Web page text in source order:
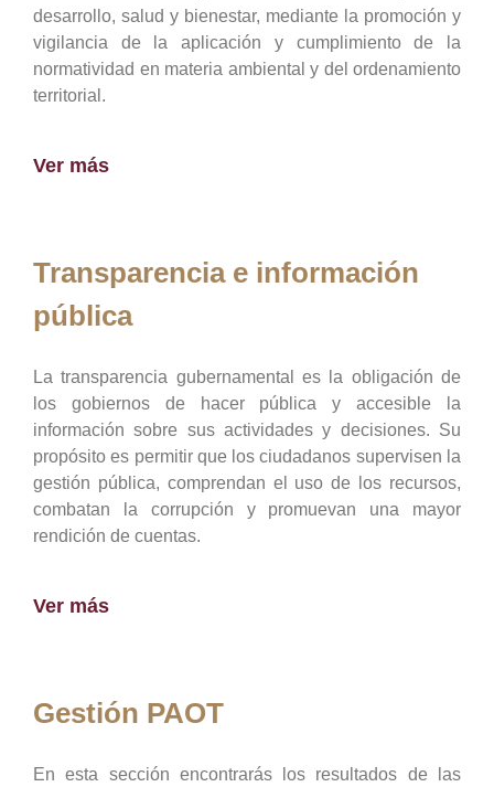
desarrollo, salud y bienestar, mediante la promoción y
vigilancia de la aplicación y cumplimiento de la
normatividad en materia ambiental y del ordenamiento
territorial.
Ver más
Transparencia e información
pública
La transparencia gubernamental es la obligación de
los gobiernos de hacer pública y accesible la
información sobre sus actividades y decisiones. Su
propósito es permitir que los ciudadanos supervisen la
gestión pública, comprendan el uso de los recursos,
combatan la corrupción y promuevan una mayor
rendición de cuentas.
Ver más
Gestión PAOT
En esta sección encontrarás los resultados de las